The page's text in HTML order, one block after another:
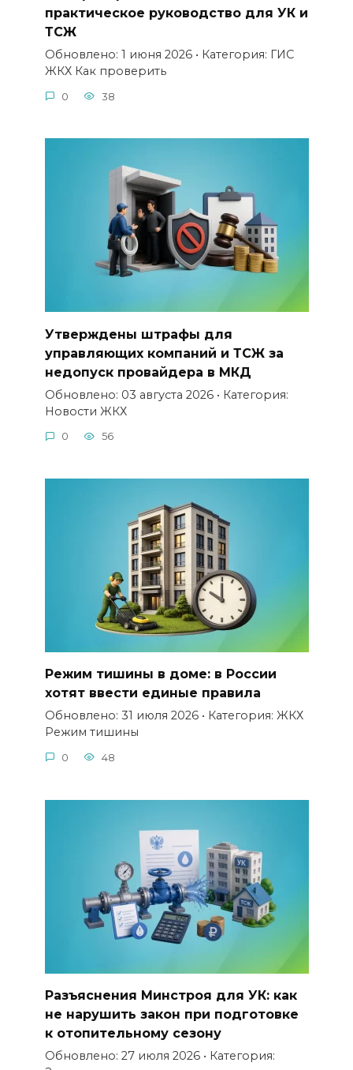
практическое руководство для УК и
ТСЖ
Обновлено: 1 июня 2026 • Категория: ГИС
ЖКХ Как проверить
0 38
Утверждены штрафы для
управляющих компаний и ТСЖ за
недопуск провайдера в МКД
Обновлено: 03 августа 2026 • Категория:
Новости ЖКХ
0 56
Режим тишины в доме: в России
хотят ввести единые правила
Обновлено: 31 июля 2026 • Категория: ЖКХ
Режим тишины
0 48
Разъяснения Минстроя для УК: как
не нарушить закон при подготовке
к отопительному сезону
Обновлено: 27 июля 2026 • Категория: